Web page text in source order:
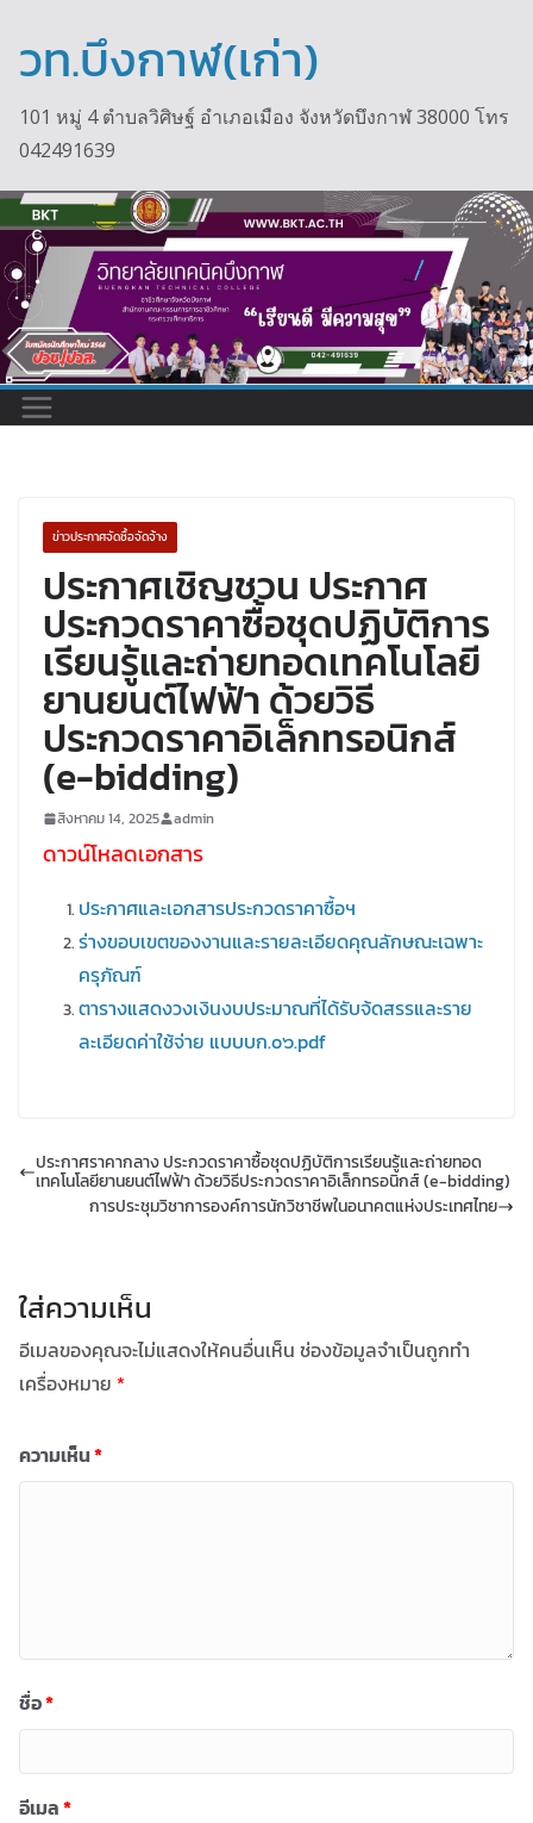
content
วท.บึงกาฬ(เก่า)
101 หมู่ 4 ตำบลวิศิษฐ์ อำเภอเมือง จังหวัดบึงกาฬ 38000 โทร
042491639
ข่าวประกาศจัดซื้อจัดจ้าง
ประกาศเชิญชวน ประกาศ
ประกวดราคาซื้อชุดปฏิบัติการ
เรียนรู้และถ่ายทอดเทคโนโลยี
ยานยนต์ไฟฟ้า ด้วยวิธี
ประกวดราคาอิเล็กทรอนิกส์
(e-bidding)
สิงหาคม 14, 2025 admin
ดาวน์โหลดเอกสาร
ประกาศและเอกสารประกวดราคาซื้อฯ
ร่างขอบเขตของงานและรายละเอียดคุณลักษณะเฉพาะ
ครุภัณฑ์
ตารางแสดงวงเงินงบประมาณที่ได้รับจ้ดสรรและราย
ละเอียดค่าใช้จ่าย แบบบก.o๖.pdf
ประกาศราคากลาง ประกวดราคาซื้อชุดปฏิบัติการเรียนรู้และถ่ายทอด
เทคโนโลยียานยนต์ไฟฟ้า ด้วยวิธีประกวดราคาอิเล็กทรอนิกส์ (e-bidding)
การประชุมวิชาการองค์การนักวิชาชีพในอนาคตแห่งประเทศไทย
ใส่ความเห็น
อีเมลของคุณจะไม่แสดงให้คนอื่นเห็น ช่องข้อมูลจำเป็นถูกทำ
เครื่องหมาย *
ความเห็น*
ชื่อ*
อีเมล*